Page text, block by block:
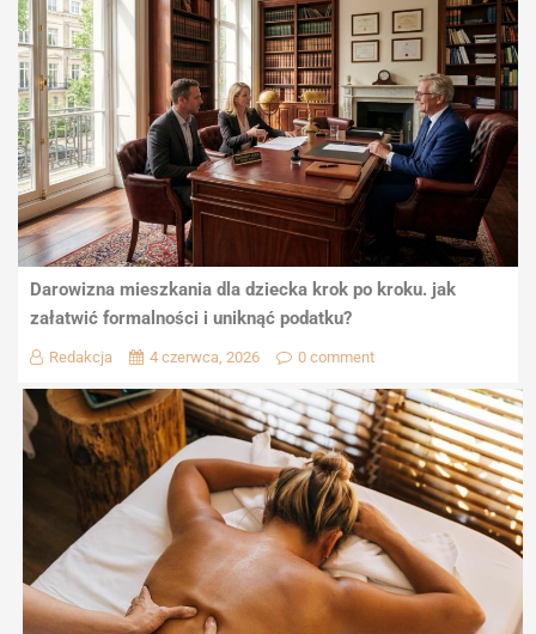
Darowizna mieszkania dla dziecka krok po kroku. jak
załatwić formalności i uniknąć podatku?
Redakcja 4 czerwca, 2026 0 comment